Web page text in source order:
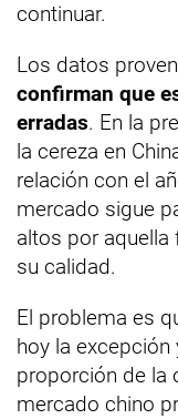
continuar.
Los datos
confirman que
erradas. En la
la cereza en
relación con el
mercado sigue
altos por
su calidad.
El problema es
hoy la excepción
proporción de la
mercado chino